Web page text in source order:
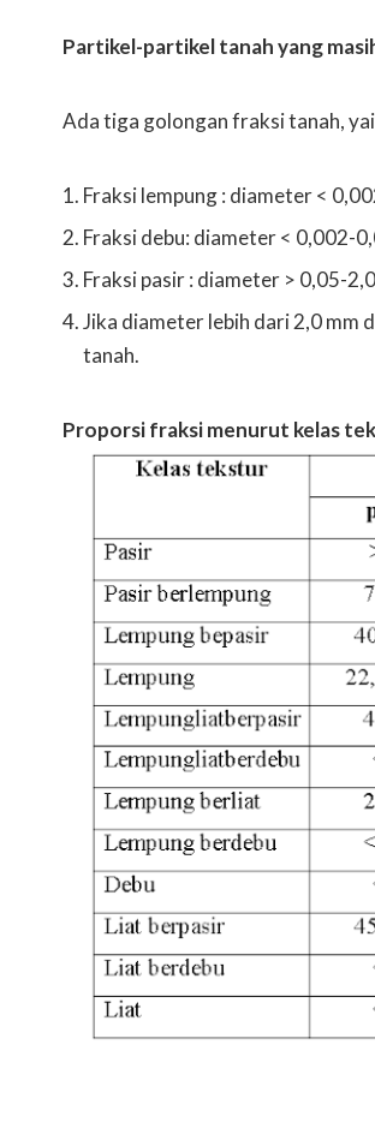
Partikel-partikel tanah yang
Ada tiga golongan fraksi tanah,
Fraksi lempung : diameter <
Fraksi debu: diameter < 0,002-
Fraksi pasir : diameter > 0,05-
Jika diameter lebih dari 2,0 mm
tanah.
Proporsi fraksi menurut kelas